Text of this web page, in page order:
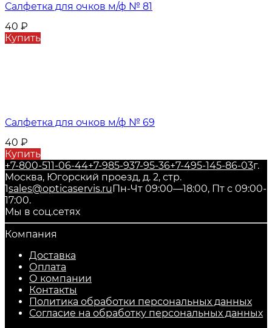
Салфетка для очков м/ф № 81
40 ₽
Купить
Салфетка для очков м/ф № 69
40 ₽
Купить
+7-800-511-06-44+7-985-937-95-36+7-495-145-86-03г.
Москва, Югорский проезд, д. 2, стр.
1sales@opticaservis.ruПн-Чт 09:00—18:00, Пт с 09:00-
17:00.
Мы в соц.сетях
Компания
Доставка
Оплата
О компании
Контакты
Политика обработки персональных данных
Согласие на обработку персональных данных